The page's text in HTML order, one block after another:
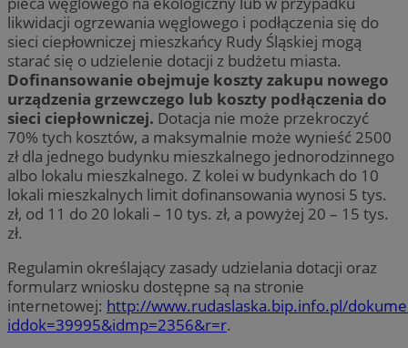
likwidacji ogrzewania węglowego i podłączenia się do
sieci ciepłowniczej mieszkańcy Rudy Śląskiej mogą
starać się o udzielenie dotacji z budżetu miasta.
Dofinansowanie obejmuje koszty zakupu nowego
urządzenia grzewczego lub koszty podłączenia do
sieci ciepłowniczej. Dotacja nie może przekroczyć
70% tych kosztów, a maksymalnie może wynieść 2500
zł dla jednego budynku mieszkalnego jednorodzinnego
albo lokalu mieszkalnego. Z kolei w budynkach do 10
lokali mieszkalnych limit dofinansowania wynosi 5 tys.
zł, od 11 do 20 lokali – 10 tys. zł, a powyżej 20 – 15 tys.
zł.
Regulamin określający zasady udzielania dotacji oraz
formularz wniosku dostępne są na stronie
internetowej: http://www.rudaslaska.bip.info.pl/
iddok=39995&idmp=2356&r=r.